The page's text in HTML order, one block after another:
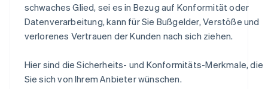
schwaches Glied, sei es in Bezug auf Konformität oder
Datenverarbeitung, kann für Sie Bußgelder, Verstöße und
verlorenes Vertrauen der Kunden nach sich ziehen.
Hier sind die Sicherheits- und Konformitäts-Merkmale, die
Sie sich von Ihrem Anbieter wünschen.